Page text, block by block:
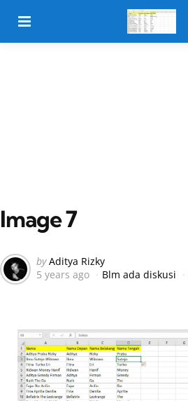
Image 7
Posted
by
by Aditya Rizky
5 years ago
Blm ada diskusi